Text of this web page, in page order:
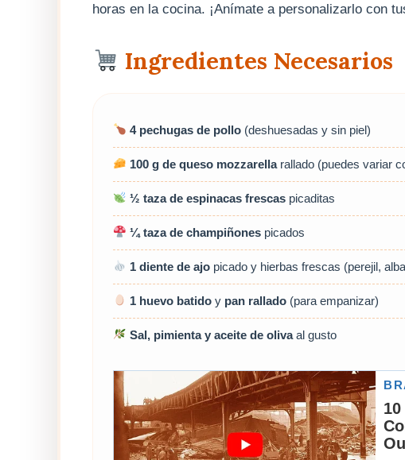
horas en la cocina. ¡Anímate a personalizarlo con
Ingredientes Necesarios
4 pechugas de pollo (deshuesadas y sin piel)
100 g de queso mozzarellarallado (puedes variar
½ taza de espinacas frescas picaditas
¼ taza de champiñones picados
1 diente de ajo picado y hierbas frescas (perejil,
1 huevo batido y pan rallado (para empanizar)
Sal, pimienta y aceite de olivaal gusto